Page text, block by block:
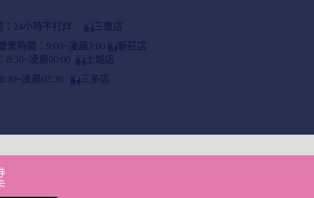
：24小時不打烊
三重店
業時間：9:00~凌晨3:00
新莊店
8:30~凌晨00:00
土城店
凌晨02:30 三多店